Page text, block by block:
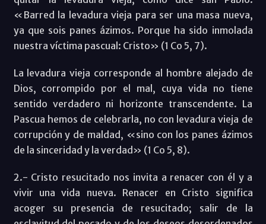
«Barred la levadura vieja para ser una masa nueva,
ya que sois panes ázimos. Porque ha sido inmolada
nuestra víctima pascual: Cristo» (1 Co 5, 7).
La levadura vieja corresponde al hombre alejado de
Dios, corrompido por el mal, cuya vida no tiene
sentido verdadero ni horizonte transcendente. La
Pascua hemos de celebrarla, no con levadura vieja de
corrupción y de maldad, «sino con los panes ázimos
de la sinceridad y la verdad» (1 Co 5, 8).
2.- Cristo resucitado nos invita a renacer con él y a
vivir una vida nueva. Renacer en Cristo significa
acoger su presencia de resucitado; salir de la